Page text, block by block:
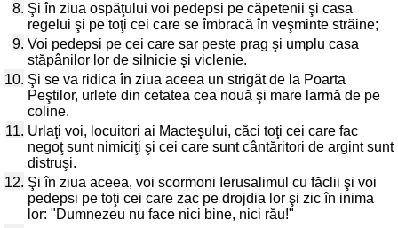
8. Şi în ziua ospăţului voi pedepsi pe căpetenii şi casa
regelui şi pe toţi cei care se îmbracă în veşminte străine;
9. Voi pedepsi pe cei care sar peste prag şi umplu casa
stăpânilor lor de silnicie şi viclenie.
10. Şi se va ridica în ziua aceea un strigăt de la Poarta
Peştilor, urlete din cetatea cea nouă şi mare larmă de pe
coline.
11. Urlaţi voi, locuitori ai Macteşului, căci toţi cei care fac
negoţ sunt nimiciţi şi cei care sunt cântăritori de argint sunt
distruşi.
12. Şi în ziua aceea, voi scormoni Ierusalimul cu făclii şi voi
pedepsi pe toţi cei care zac pe drojdia lor şi zic în inima
lor: "Dumnezeu nu face nici bine, nici rău!"